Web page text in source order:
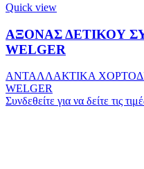
Quick view
ΑΞΟΝΑΣ ΔΕΤΙΚΟΥ
WELGER
ΑΝΤΑΛΛΑΚΤΙΚΑ
WELGER
Συνδεθείτε για να δείτε τις